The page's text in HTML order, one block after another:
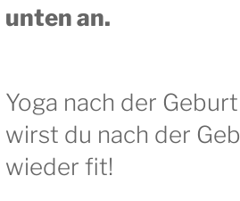
unten an.
Yoga nach der
wirst du nach der
wieder fit!